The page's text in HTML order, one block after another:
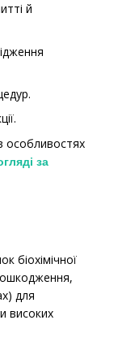
й
особливостях
за
біохімічної
для
високих